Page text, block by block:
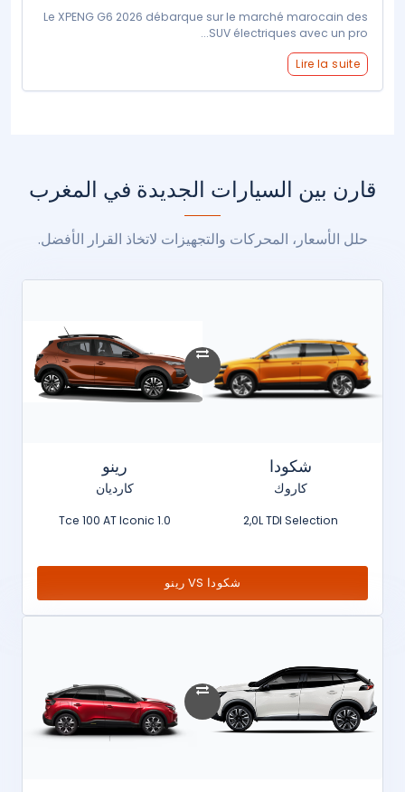
Le XPENG G6 2026 débarque sur le marché marocain des
SUV électriques avec un pro...
Lire la suite
قارن بين السيارات الجديدة في المغرب
حلل الأسعار، المحركات والتجهيزات لاتخاذ القرار الأفضل.
شكودا
كاروك
2,0L TDI Selection
رينو
كارديان
1.0 Tce 100 AT Iconic
شكودا VS رينو